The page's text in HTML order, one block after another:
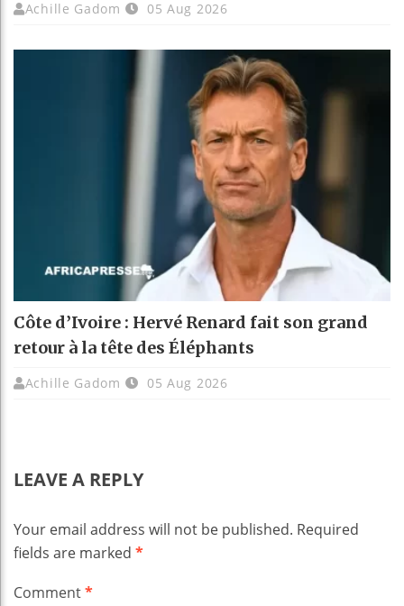
Achille Gadom 05 Aug 2026
Côte d’Ivoire : Hervé Renard fait son grand
retour à la tête des Éléphants
Achille Gadom 05 Aug 2026
LEAVE A REPLY
Your email address will not be published. Required
fields are marked *
Comment*